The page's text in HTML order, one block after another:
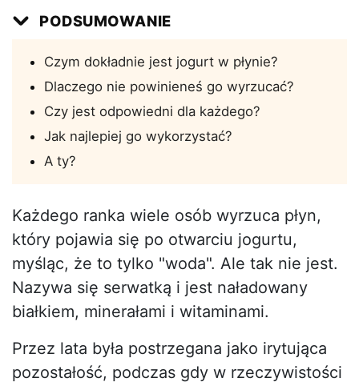
PODSUMOWANIE
Czym dokładnie jest jogurt w płynie?
Dlaczego nie powinieneś go wyrzucać?
Czy jest odpowiedni dla każdego?
Jak najlepiej go wykorzystać?
A ty?
Każdego ranka wiele osób wyrzuca płyn,
który pojawia się po otwarciu jogurtu,
myśląc, że to tylko "woda". Ale tak nie jest.
Nazywa się serwatką i jest naładowany
białkiem, minerałami i witaminami.
Przez lata była postrzegana jako irytująca
pozostałość, podczas gdy w rzeczywistości